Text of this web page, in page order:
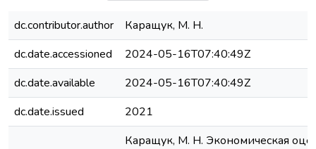
dc.contributor.author
Каращук, М. Н.
dc.date.accessioned
2024-05-16T07:40:49Z
dc.date.available
2024-05-16T07:40:49Z
dc.date.issued
2021
Каращук, М. Н. Экономическая